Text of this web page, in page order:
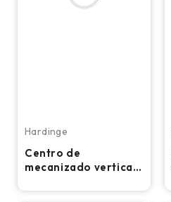
Hardinge
Centro de
mecanizado vertical